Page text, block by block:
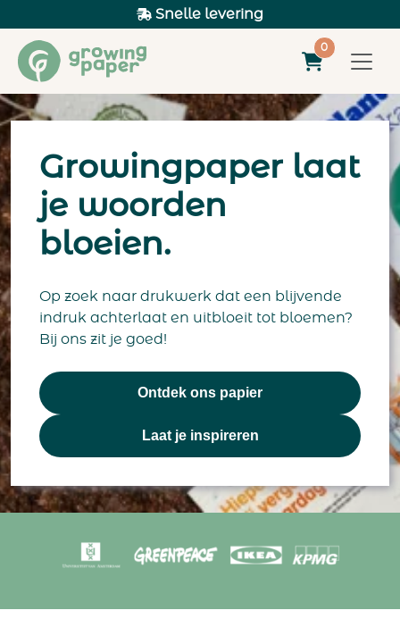
Snelle levering
0
Growingpaper laat
je woorden
bloeien.
Op zoek naar drukwerk dat een blijvende
indruk achterlaat en uitbloeit tot bloemen?
Bij ons zit je goed!
Ontdek ons papier
Laat je inspireren